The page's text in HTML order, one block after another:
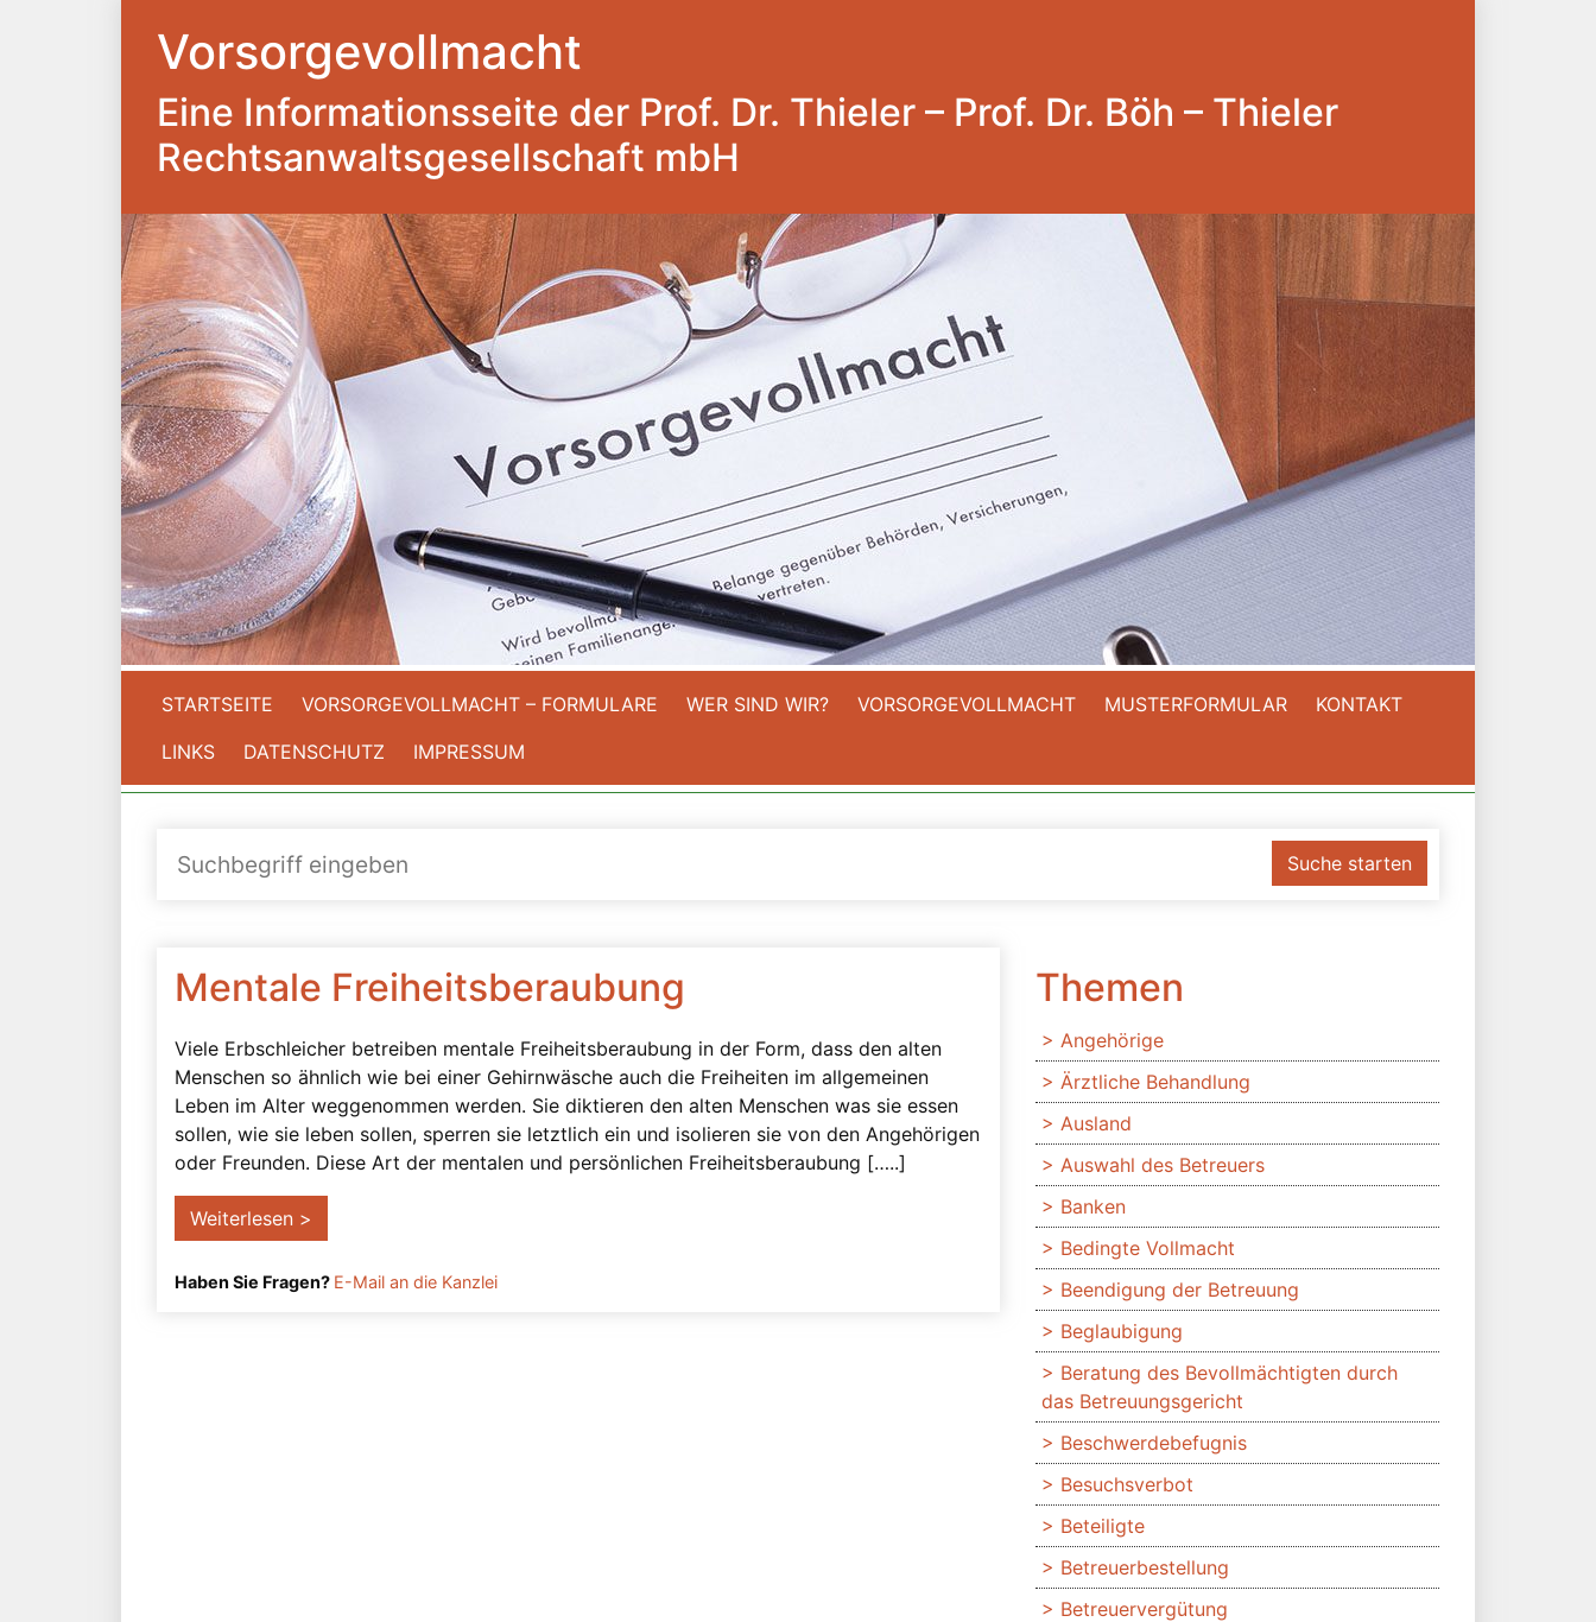
Vorsorgevollmacht
Eine Informationsseite der Prof. Dr. Thieler – Prof. Dr. Böh – Thieler
Rechtsanwaltsgesellschaft mbH
STARTSEITE VORSORGEVOLLMACHT – FORMULARE WER SIND WIR? VORSORGEVOLLMACHT MUSTERFORMULAR
KONTAKT
LINKS
DATENSCHUTZ IMPRESSUM
Suche starten
Mentale Freiheitsberaubung
Viele Erbschleicher betreiben mentale Freiheitsberaubung in der Form, dass den alten
Menschen so ähnlich wie bei einer Gehirnwäsche auch die Freiheiten im allgemeinen
Leben im Alter weggenommen werden. Sie diktieren den alten Menschen was sie essen
sollen, wie sie leben sollen, sperren sie letztlich ein und isolieren sie von den Angehörigen
oder Freunden. Diese Art der mentalen und persönlichen Freiheitsberaubung […..]
Weiterlesen >
Haben Sie Fragen? E-Mail an die Kanzlei
Themen
Angehörige
Ärztliche Behandlung
Ausland
Auswahl des Betreuers
Banken
Bedingte Vollmacht
Beendigung der Betreuung
Beglaubigung
Beratung des Bevollmächtigten durch
das Betreuungsgericht
Beschwerdebefugnis
Besuchsverbot
Beteiligte
Betreuerbestellung
Betreuervergütung